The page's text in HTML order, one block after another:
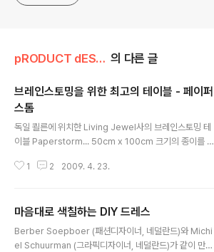
pRODUCT dESIGN 의 다른 글
브레인스토밍을 위한 최고의 테이블 - 페이퍼
스톰
독일 쾰른에 위치한 Living Jewel사의 브레인스토밍 테
이블 Paperstorm... 50cm x 100cm 크기의 종이를 무
었다. 원래는 얘들방에 놓기 위해 제작된 것인데, 회사 사무
(--> IDTC의 요청으로 PDF파일 링크는 삭제하였습니다.
2009-05-07)
1 2 2009. 4. 23.
마음대로 색칠하는 DIY 드레스
Berber Soepboer (패션디자이너, 네덜란드)와 Michi
el Schuurman (그라픽디자이너, 네덜란드)가 같이 만든